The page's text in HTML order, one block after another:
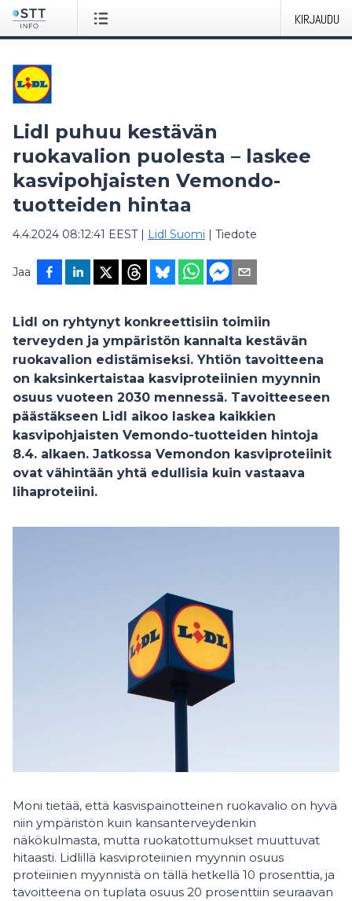
KIRJAUDU
Lidl puhuu kestävän
ruokavalion puolesta – laskee
kasvipohjaisten Vemondo-
tuotteiden hintaa
4.4.2024 08:12:41 EEST| Lidl Suomi | Tiedote
Jaa
Lidl on ryhtynyt konkreettisiin toimiin
terveyden ja ympäristön kannalta kestävän
ruokavalion edistämiseksi. Yhtiön tavoitteena
on kaksinkertaistaa kasviproteiinien myynnin
osuus vuoteen 2030 mennessä. Tavoitteeseen
päästäkseen Lidl aikoo laskea kaikkien
kasvipohjaisten Vemondo-tuotteiden hintoja
8.4. alkaen. Jatkossa Vemondon kasviproteiinit
ovat vähintään yhtä edullisia kuin vastaava
lihaproteiini.
Moni tietää, että kasvispainotteinen ruokavalio on hyvä
niin ympäristön kuin kansanterveydenkin
näkökulmasta, mutta ruokatottumukset muuttuvat
hitaasti. Lidlillä kasviproteiinien myynnin osuus
proteiinien myynnistä on tällä hetkellä 10 prosenttia, ja
tavoitteena on tuplata osuus 20 prosenttiin seuraavan